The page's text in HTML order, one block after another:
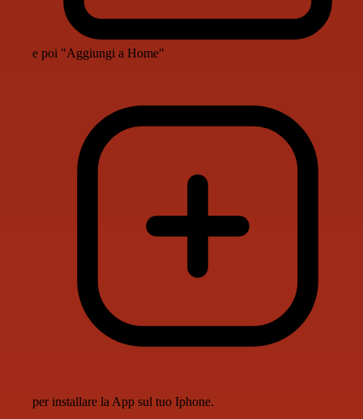
e poi "Aggiungi a Home"
per installare la App sul tuo Iphone.